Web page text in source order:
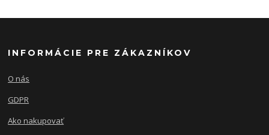
INFORMÁCIE PRE ZÁKAZNÍKOV
O nás
GDPR
Ako nakupovať